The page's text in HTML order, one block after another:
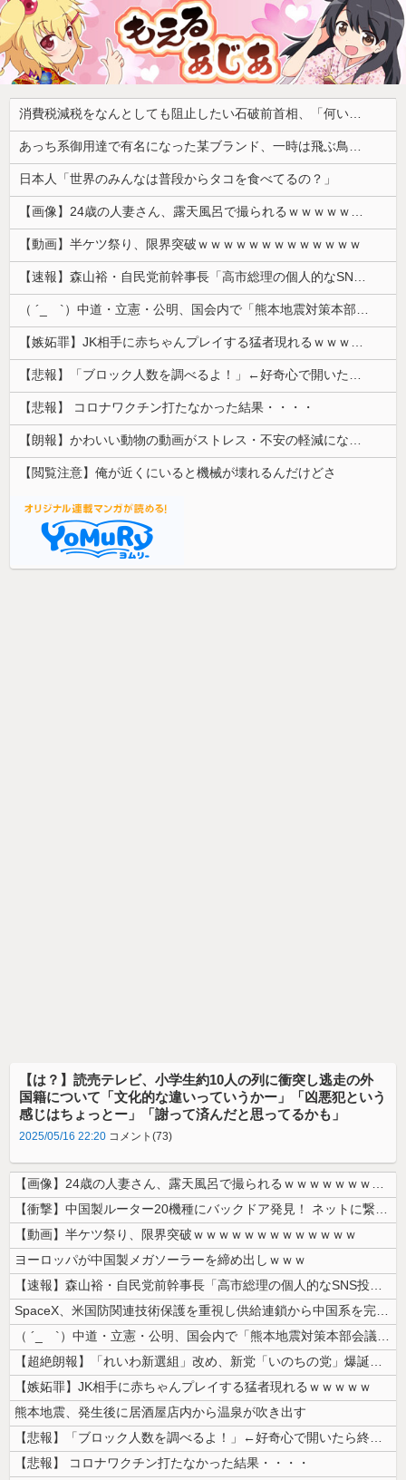
消費税減税をなんとしても阻止したい石破前首相、「何いってんのこいつ」と有権者をドン引きさせるよな屁理屈を……
あっち系御用達で有名になった某ブランド、一時は飛ぶ鳥を落とす勢いだったが今期の業績は……
日本人「世界のみんなは普段からタコを食べてるの？」
【画像】24歳の人妻さん、露天風呂で撮られるｗｗｗｗｗｗｗｗｗｗｗｗｗｗｗｗｗ
【動画】半ケツ祭り、限界突破ｗｗｗｗｗｗｗｗｗｗｗｗｗ
【速報】森山裕・自民党前幹事長「高市総理の個人的なSNS投稿が習近平主席を怒らせた」
（ ´_ゝ`）中道・立憲・公明、国会内で「熊本地震対策本部会議」各省庁からヒアリング・現地から意見聴取「パーティション、人手、宿泊施設の不足や、...
【嫉妬罪】JK相手に赤ちゃんプレイする猛者現れるｗｗｗｗｗ
【悲報】「ブロック人数を調べるよ！」←好奇心で開いたら終わるサイトだった【HotTweets】
【悲報】 コロナワクチン打たなかった結果・・・・
【朗報】かわいい動物の動画がストレス・不安の軽減になる可能性。英大学の研究で実証
【閲覧注意】俺が近くにいると機械が壊れるんだけどさ
【は？】読売テレビ、小学生約10人の列に衝突し逃走の外
国籍について「文化的な違いっていうかー」「凶悪犯という
感じはちょっとー」「謝って済んだと思ってるかも」
2025/05/16 22:20 コメント(73)
【画像】24歳の人妻さん、露天風呂で撮られるｗｗｗｗｗｗｗｗｗｗｗｗ...
【衝撃】中国製ルーター20機種にバックドア発見！ ネットに繋ぐだけで3...
【動画】半ケツ祭り、限界突破ｗｗｗｗｗｗｗｗｗｗｗｗｗ
ヨーロッパが中国製メガソーラーを締め出しｗｗｗ
【速報】森山裕・自民党前幹事長「高市総理の個人的なSNS投稿が習近平主...
SpaceX、米国防関連技術保護を重視し供給連鎖から中国系を完全排除へ...
（ ´_ゝ`）中道・立憲・公明、国会内で「熊本地震対策本部会議」各省庁...
【超絶朗報】「れいわ新選組」改め、新党「いのちの党」爆誕！！！うおおお...
【嫉妬罪】JK相手に赤ちゃんプレイする猛者現れるｗｗｗｗｗ
熊本地震、発生後に居酒屋店内から温泉が吹き出す
【悲報】「ブロック人数を調べるよ！」←好奇心で開いたら終わるサイトだっ...
【悲報】 コロナワクチン打たなかった結果・・・・